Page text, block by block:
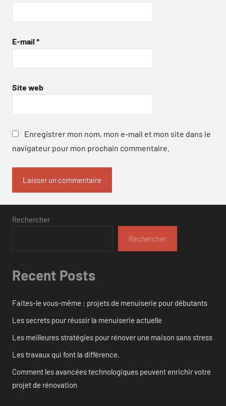
E-mail *
Site web
Enregistrer mon nom, mon e-mail et mon site dans le
navigateur pour mon prochain commentaire.
Rechercher
Rechercher
Recent Posts
Faites-le vous-même : projets de menuiserie pour débutants
Les secrets pour réussir la menuiserie actuelle
Les meilleures stratégies pour rénover une maison sans stress
Les travaux qui font la différence.
Comment les avancées technologiques peuvent enrichir votre
projet de rénovation